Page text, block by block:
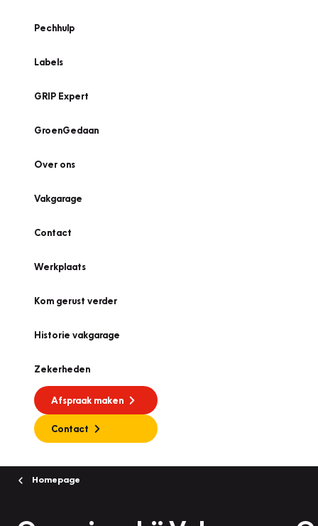
Pechhulp
Labels
GRIP Expert
GroenGedaan
Over ons
Vakgarage
Contact
Werkplaats
Kom gerust verder
Historie vakgarage
Zekerheden
Afspraak maken
Contact
Homepage